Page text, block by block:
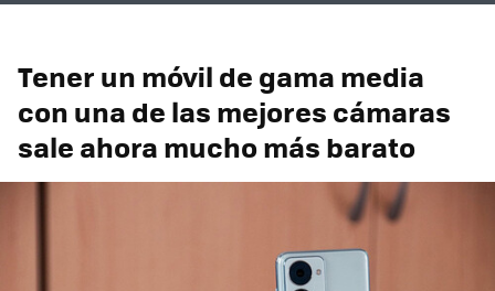
Tener un móvil de gama media
con una de las mejores cámaras
sale ahora mucho más barato